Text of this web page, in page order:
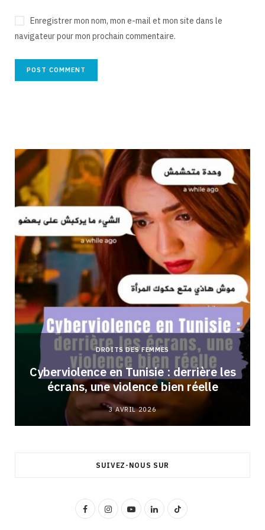
Enregistrer mon nom, mon e-mail et mon site dans le
navigateur pour mon prochain commentaire.
DROITS DES FEMMES
Cyberviolence en Tunisie : derrière les
écrans, une violence bien réelle
3 AVRIL 2026
SUIVEZ-NOUS SUR
F
I
Y
L
T